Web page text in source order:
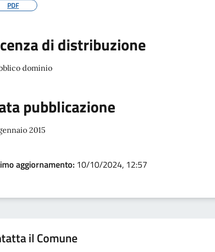
PDF
di distribuzione
dominio
pubblicazione
2015
aggiornamento: 10/10/2024, 12:57
il Comune